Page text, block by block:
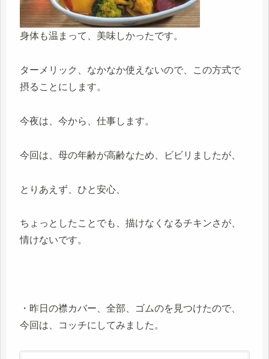
身体も温まって、美味しかったです。
ターメリック、なかなか使えないので、この方式で
摂ることにします。
今夜は、今から、仕事します。
今回は、母の年齢が高齢なため、ビビリましたが、
とりあえず、ひと安心、
ちょっとしたことでも、描けなくなるチキンさが、
情けないです。
・昨日の襟カバー、全部、ゴムのを見つけたので、
今回は、コッチにしてみました。